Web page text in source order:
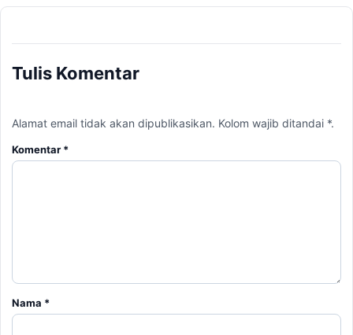
Tulis Komentar
Alamat email tidak akan dipublikasikan. Kolom wajib ditandai *.
Komentar *
Nama *